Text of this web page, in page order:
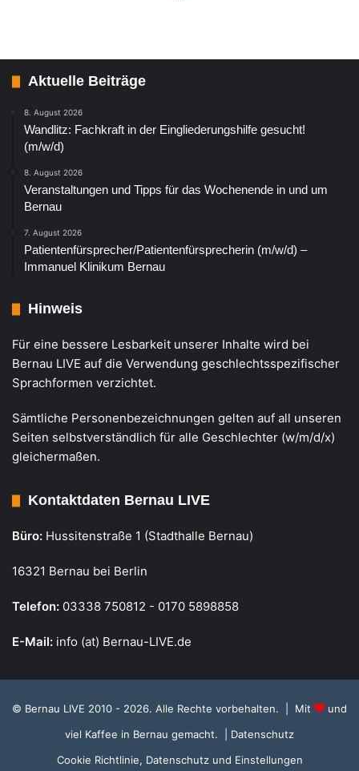
Aktuelle Beiträge
8. August 2026
Wandlitz: Fachkraft in der Eingliederungshilfe gesucht!
(m/w/d)
8. August 2026
Veranstaltungen und Tipps für das Wochenende in und um
Bernau
7. August 2026
Patientenfürsprecher/Patientenfürsprecherin (m/w/d) –
Immanuel Klinikum Bernau
Hinweis
Für eine bessere Lesbarkeit unserer Inhalte wird bei
Bernau LIVE auf die Verwendung geschlechtsspezifischer
Sprachformen verzichtet.
Sämtliche Personenbezeichnungen gelten auf all unseren
Seiten selbstverständlich für alle Geschlechter (w/m/d/x)
gleichermaßen.
Kontaktdaten Bernau LIVE
Büro: Hussitenstraße 1 (Stadthalle Bernau)
16321 Bernau bei Berlin
Telefon: 03338 750812 - 0170 5898858
E-Mail: info (at) Bernau-LIVE.de
© Bernau LIVE 2010 - 2026. Alle Rechte vorbehalten. | Mit
und
viel Kaffee in Bernau gemacht.
| Datenschutz
Cookie Richtlinie, Datenschutz und Einstellungen